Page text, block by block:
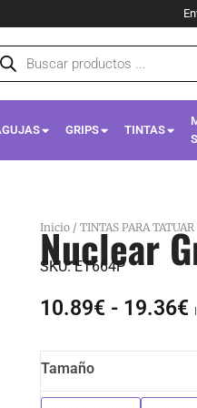
GRIPS TINTAS
Inicio/ TINTAS PARA TATUAR
Nuclear
SKU:ET664P
10.89€ - 19.36€
Tamaño
Nuclear